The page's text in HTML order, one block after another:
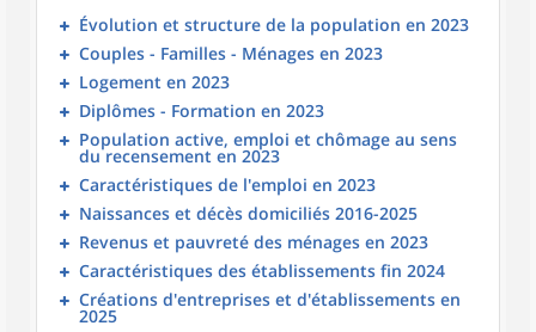
Évolution et structure de la population en 2023
Couples - Familles - Ménages en 2023
Logement en 2023
Diplômes - Formation en 2023
Population active, emploi et chômage au sens
du recensement en 2023
Caractéristiques de l'emploi en 2023
Naissances et décès domiciliés 2016-2025
Revenus et pauvreté des ménages en 2023
Caractéristiques des établissements fin 2024
Créations d'entreprises et d'établissements en
2025